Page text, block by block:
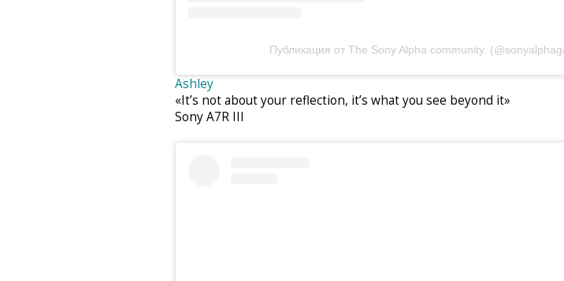
Публикация от The Sony Alpha community.
Ashley
«It’s not about your reflection, it’s what you see beyond it»
Sony A7R III